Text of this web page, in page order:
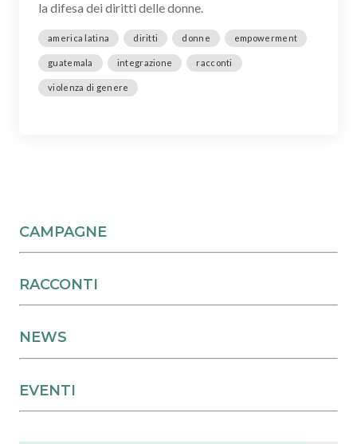
la difesa dei diritti delle donne.
america latina diritti donne empowerment
guatemala integrazione racconti
violenza di genere
CAMPAGNE
RACCONTI
NEWS
EVENTI
Search Button